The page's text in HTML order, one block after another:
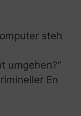
steh
umgehen?“
En